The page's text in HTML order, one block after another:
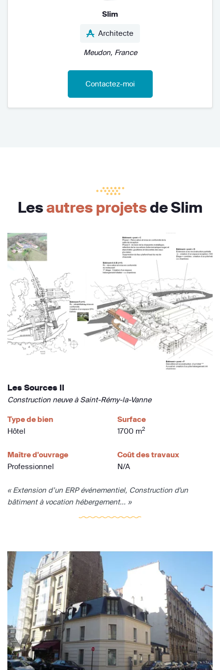
Slim
Architecte
Meudon, France
Contactez-moi
Lesautres projetsde Slim
Les Sources II
Construction neuve à Saint-Rémy-la-Vanne
Type de bien
Hôtel
Surface
1700 m2
Maître d'ouvrage
Professionnel
Coût des travaux
N/A
« Extension d’un ERP événementiel, Construction d'un
bâtiment à vocation hébergement... »